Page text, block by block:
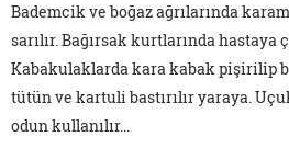
Bademcik ve boğaz ağrılarında
sarılır. Bağırsak kurtlarında
Kabakulaklarda kara kabak pişirilip
tütün ve kartuli bastırılır yaraya.
odun kullanılır...